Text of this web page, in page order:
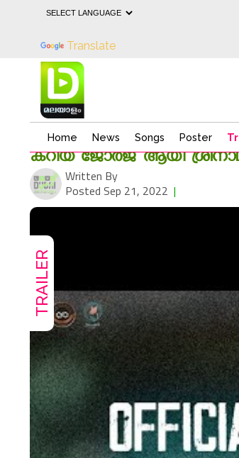
Translate
Home News Songs Poster
കറിയ ജോര്‍ജ് ആയി ശ്രീനാഥ്
Written By
Posted Sep 21, 2022 |
TRAILER